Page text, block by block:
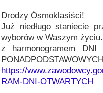
Drodzy Ósmoklasiści!
Już niedługo staniecie
wyborów w Waszym
z harmonogramem DNI
PONADPODSTAWOWYCH
https://
RAM-DNI-OTWARTYCH